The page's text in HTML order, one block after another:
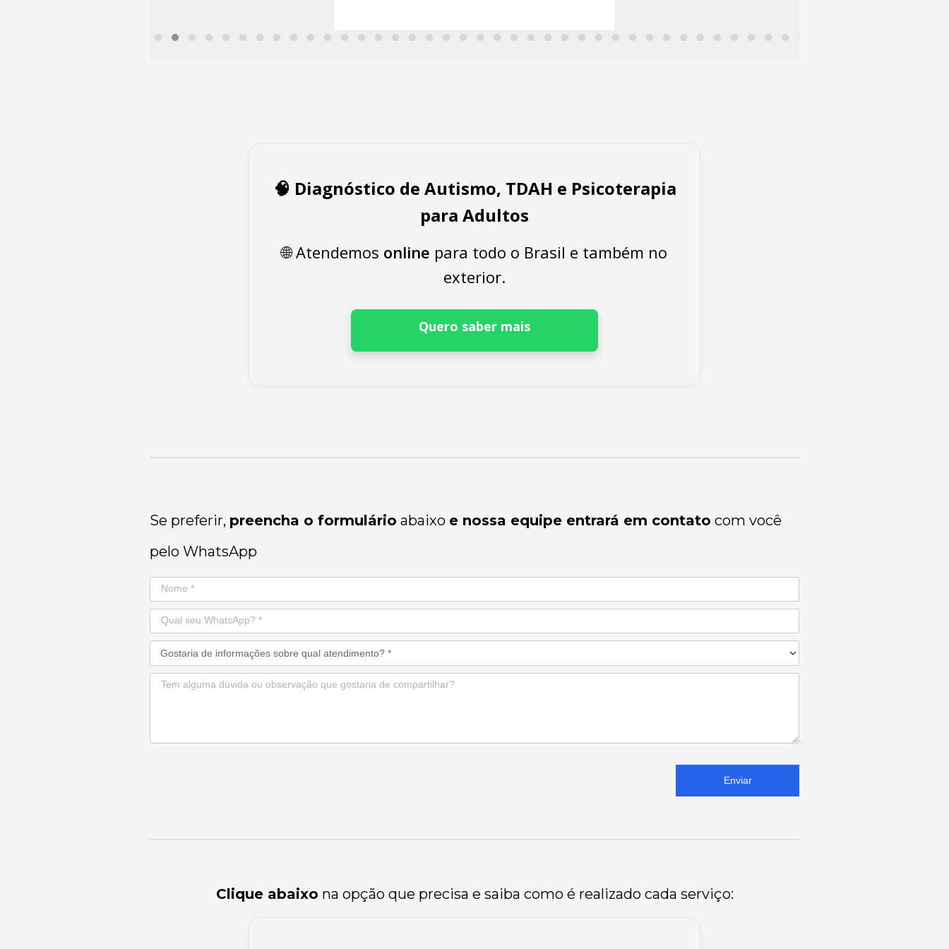
🧠 Diagnóstico de Autismo, TDAH e Psicoterapia
para Adultos
🌐 Atendemos online para todo o Brasil e também no
exterior.
Quero saber mais
Se preferir, preencha o formulário abaixo e nossa equipe entrará em contato com você
pelo WhatsApp
Enviar
Clique abaixo na opção que precisa e saiba como é realizado cada serviço: